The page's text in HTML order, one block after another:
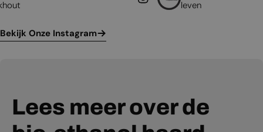
Bekijk Onze Instagram
Lees meer over de